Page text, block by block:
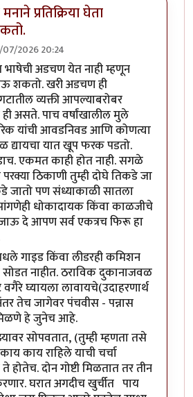
प्रतिक्रिया घेता
07/2026 20:24
सहलीत का स्वतंत्रपणे वादाचा मुद्दा
अडचण येत नाही म्हणून
शकतो. खरी अडचण ही
व्यक्ती आपल्याबरोबर
असते. पाच वर्षांखालील मुले
यांची आवडनिवड आणि कोणत्या
द्यायचा यात खूप फरक पडतो.
एकमत काही होत नाही. सगळे
ठिकाणी तुम्ही दोघे तिकडे जा
जातो पण संध्याकाळी सातला
धोकादायक किंवा काळजीचे
दे आपण सर्व एकत्रच फिरू हा
गाइड किंवा लीडरही कमिशन
नाहीत. ठराविक दुकानाजवळ
घ्यायला लावायचे(उदाहरणार्थ
तेच जागेवर पंचवीस - पन्नास
हे जुनेच आहे.
सोपवतात, (तुम्ही म्हणता तसे
काय राहिले याची चर्चा
दोन गोष्टी मिळतात तर तीन
घरात अगदीच खुर्चीत पाय